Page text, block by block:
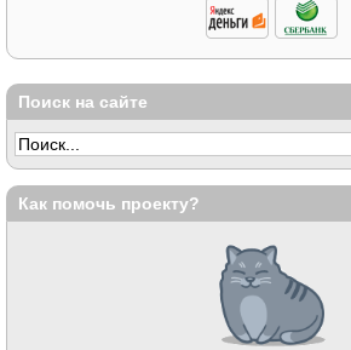
Поиск на сайте
Как помочь проекту?